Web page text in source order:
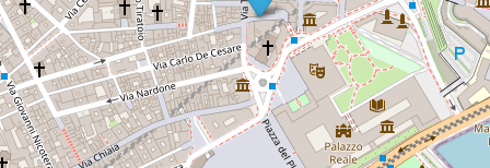
PHOTOGALLERY
COLLEGAMENTI
LA GUIDA DI STEFANO